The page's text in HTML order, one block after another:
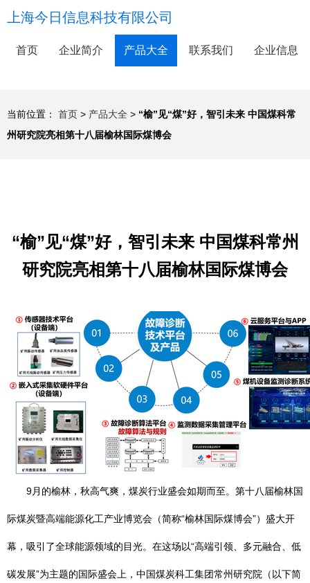
上海今日信息科技有限公司
首页 企业简介 产品大全 联系我们 企业信息
当前位置： 首页 > 产品大全 > “榆”见“煤”好，智引未来 中国煤科常
州研究院亮相第十八届榆林国际煤博会
“榆”见“煤”好，智引未来 中国煤科常州
研究院亮相第十八届榆林国际煤博会
9月的榆林，秋高气爽，煤炭行业盛会如期而至。第十八届榆林国
际煤炭暨高端能源化工产业博览会（简称“榆林国际煤博会”）盛大开
幕，吸引了全球能源领域的目光。在这场以“高端引领、多元融合、低
碳发展”为主题的国际盛会上，中国煤炭科工集团常州研究院（以下简